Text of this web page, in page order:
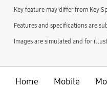
Key feature may differ from Key
Features and specifications are
Images are simulated and for
Home Mobile